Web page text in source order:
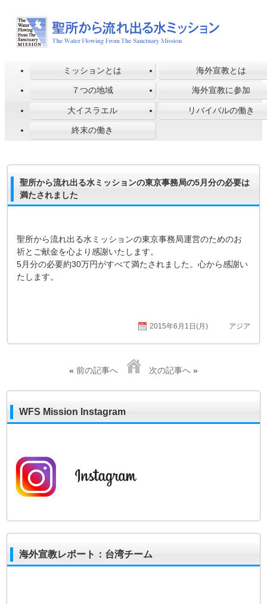
ミッションとは 海外宣教とは
７つの地域 海外宣教に参加
大イスラエル リバイバルの働き
終末の働き
聖所から流れ出る水ミッションの東京事務局の5月分の必要は
満たされました
聖所から流れ出る水ミッションの東京事務局運営のためのお
祈とご献金を心より感謝いたします。
5月分の必要約30万円がすべて満たされました。心から感謝い
たします。
2015年6月1日(月) アジア
« 前の記事へ 次の記事へ»
WFS Mission Instagram
海外宣教レポート：台湾チーム